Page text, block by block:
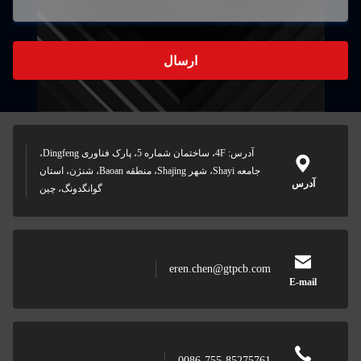
ارسال
آدرس
آدرس: 4F، ساختمان شماره 5، پارک فناوری Dingfeng،
جامعه Shayi، شهر Shajing، منطقه Baoan، شنژن، استان
گوانگدونگ، چین
E-mail
eren.chen@gtpcb.com